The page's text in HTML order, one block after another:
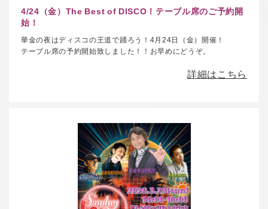
4/24（金）The Best of DISCO！テーブル席のご予約開
始！
華金の夜はディスコの王道で踊ろう！4月24日（金）開催！
テーブル席の予約開始致しました！！お早めにどうぞ。
詳細はこちら